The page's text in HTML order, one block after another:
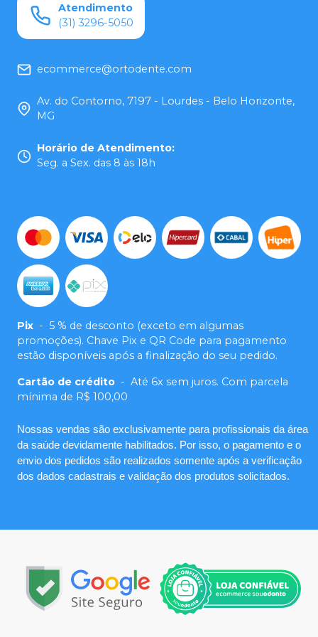
Atendimento
(31) 3296-5050
ecommerce@ortodente.com
Av. do Contorno, 7197 - Lourdes - Belo Horizonte,
MG
Horário de Atendimento:
Seg. a Sex. das 8 às 18h
Pix - 5 % de desconto (exceto em algumas
promoções). Chave Pix e QR Code para pagamento
estão disponíveis após a finalização do seu pedido.
Cartão de crédito - Até 6x sem juros. Com parcela
mínima de R$ 100,00
Nossas vendas são exclusivamente para profissionais da área
da saúde devidamente habilitados. Por isso, o pagamento e o
envio dos pedidos são realizados somente após a verificação
dos dados cadastrais e validação dos produtos solicitados.